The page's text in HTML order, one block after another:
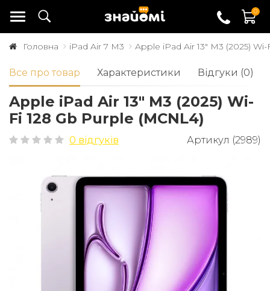
0
Головна iPad Air 7 M3 Apple iPad Air 13" M3 (2025)
Все про товар Характеристики Відгуки (0)
Apple iPad Air 13" M3 (2025) Wi-
Fi 128 Gb Purple (MCNL4)
0 відгуків Артикул (2989)